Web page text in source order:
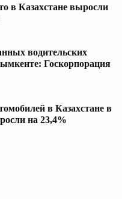
в Казахстане выросли
водительских
Госкорпорация
в Казахстане в
на 23,4%